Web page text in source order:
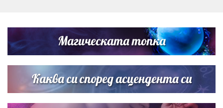
Братя Аргирови я изненадаха с песен
Дъщерята на Гала - Мари отплава с любимия и двете
си деца на семейна морска приказка
Магическата топка
Каква си според асцендента си